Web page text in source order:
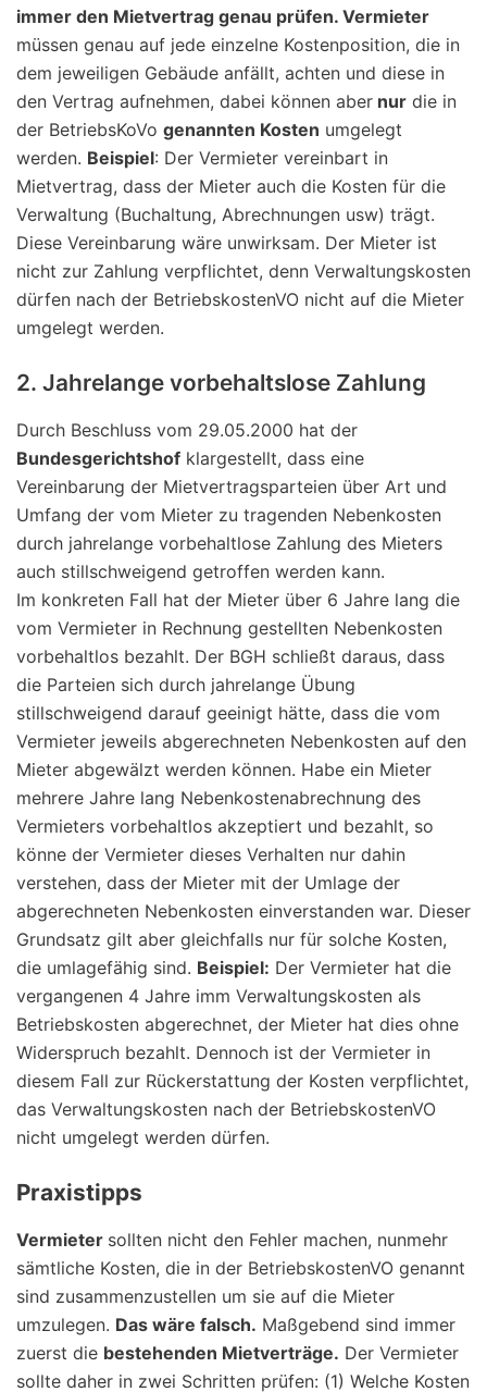
immer den Mietvertrag genau prüfen. Vermieter
müssen genau auf jede einzelne Kostenposition, die in
dem jeweiligen Gebäude anfällt, achten und diese in
den Vertrag aufnehmen, dabei können aber nur die in
der BetriebsKoVo genannten Kosten umgelegt
werden. Beispiel: Der Vermieter vereinbart in
Mietvertrag, dass der Mieter auch die Kosten für die
Verwaltung (Buchaltung, Abrechnungen usw) trägt.
Diese Vereinbarung wäre unwirksam. Der Mieter ist
nicht zur Zahlung verpflichtet, denn Verwaltungskosten
dürfen nach der BetriebskostenVO nicht auf die Mieter
umgelegt werden.
2. Jahrelange vorbehaltslose Zahlung
Durch Beschluss vom 29.05.2000 hat der
Bundesgerichtshof klargestellt, dass eine
Vereinbarung der Mietvertragsparteien über Art und
Umfang der vom Mieter zu tragenden Nebenkosten
durch jahrelange vorbehaltlose Zahlung des Mieters
auch stillschweigend getroffen werden kann.
Im konkreten Fall hat der Mieter über 6 Jahre lang die
vom Vermieter in Rechnung gestellten Nebenkosten
vorbehaltlos bezahlt. Der BGH schließt daraus, dass
die Parteien sich durch jahrelange Übung
stillschweigend darauf geeinigt hätte, dass die vom
Vermieter jeweils abgerechneten Nebenkosten auf den
Mieter abgewälzt werden können. Habe ein Mieter
mehrere Jahre lang Nebenkostenabrechnung des
Vermieters vorbehaltlos akzeptiert und bezahlt, so
könne der Vermieter dieses Verhalten nur dahin
verstehen, dass der Mieter mit der Umlage der
abgerechneten Nebenkosten einverstanden war. Dieser
Grundsatz gilt aber gleichfalls nur für solche Kosten,
die umlagefähig sind. Beispiel: Der Vermieter hat die
vergangenen 4 Jahre imm Verwaltungskosten als
Betriebskosten abgerechnet, der Mieter hat dies ohne
Widerspruch bezahlt. Dennoch ist der Vermieter in
diesem Fall zur Rückerstattung der Kosten verpflichtet,
das Verwaltungskosten nach der BetriebskostenVO
nicht umgelegt werden dürfen.
Praxistipps
Vermieter sollten nicht den Fehler machen, nunmehr
sämtliche Kosten, die in der BetriebskostenVO genannt
sind zusammenzustellen um sie auf die Mieter
umzulegen. Das wäre falsch. Maßgebend sind immer
zuerst die bestehenden Mietverträge. Der Vermieter
sollte daher in zwei Schritten prüfen: (1) Welche Kosten